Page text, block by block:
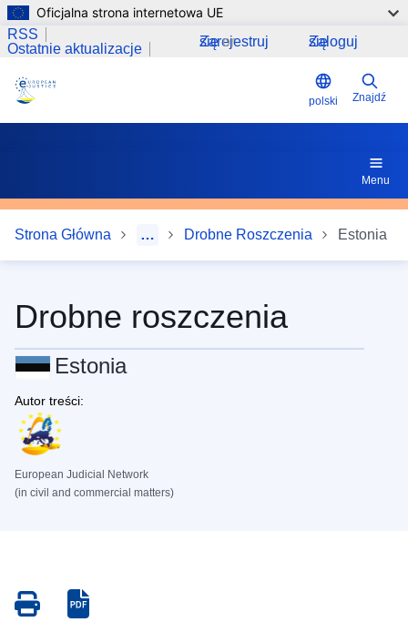
Przejdź do treści
Oficjalna strona internetowa UE
RSS
Ostatnie aktualizacje
Zarejestruj sięor Zaloguj się
polski Znajdź
Menu
Strona Główna … Drobne Roszczenia Estonia
Drobne roszczenia
Estonia
Autor treści:
European Judicial Network
(in civil and commercial matters)
Save
as
Save
as